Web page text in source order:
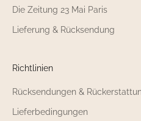
Die Zeitung 23 Mai Paris
Lieferung & Rücksendung
Richtlinien
Rücksendungen &
Lieferbedingungen